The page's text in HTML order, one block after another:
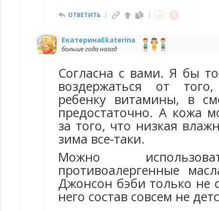
ОТВЕТИТЬ
ЕкатеринаEkaterina
больше года назад
Согласна с вами. Я бы
воздержаться от
ребенку витамины, в
предостаточно. А кожа
за того, что низкая
зима все-таки.
Можно
противоалергенные
Джонсон бэби только не
него состав совсем не